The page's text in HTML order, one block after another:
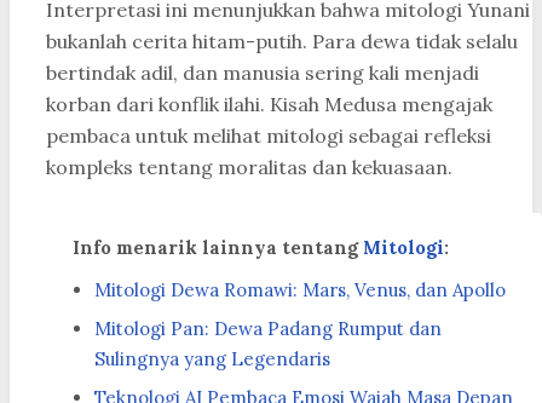
Interpretasi ini menunjukkan bahwa mitologi Yunani
bukanlah cerita hitam-putih. Para dewa tidak selalu
bertindak adil, dan manusia sering kali menjadi
korban dari konflik ilahi. Kisah Medusa mengajak
pembaca untuk melihat mitologi sebagai refleksi
kompleks tentang moralitas dan kekuasaan.
Info menarik lainnya tentang Mitologi:
Mitologi Dewa Romawi: Mars, Venus, dan Apollo
Mitologi Pan: Dewa Padang Rumput dan
Sulingnya yang Legendaris
Teknologi AI Pembaca Emosi Wajah Masa Depan